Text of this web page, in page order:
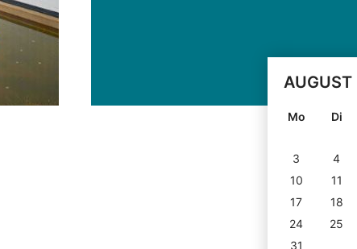
AUGUST
Mo Di
3
4
10
11
17
18
24
25
31